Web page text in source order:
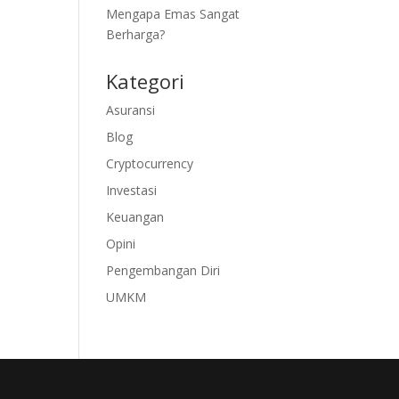
Mengapa Emas Sangat
Berharga?
Kategori
Asuransi
Blog
Cryptocurrency
Investasi
Keuangan
Opini
Pengembangan Diri
UMKM